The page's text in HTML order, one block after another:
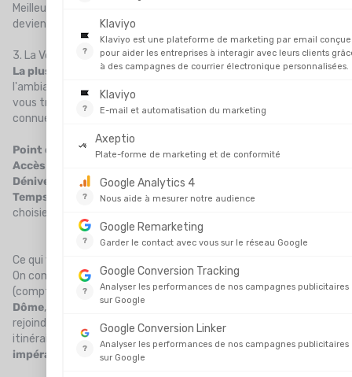
Meilleure période : début d’été, avant que les crevasses ne
deviennent trop ouvertes
3. La Voie Italienne (refuge Gonella)
La plus sauvage et la plus belle.Votre dada est la solitude,
l'ambiance haute montagne, la pure, la vraie ? La voie italienne
vous transporte dans un décor grandiose, loin de la foule. Moins
connue, elle est pourtant d’une
Point de départ :Val Veny (Courmayeur, Italie)
Accès :
Dénivelé :
Près de 1 800 m jusqu’au sommet
Temps d’ascension : 2 à 3 jours (selon le rythme et l’approche
choisie)
Ce qui vous attend
On commence par une longue montée au refuge Gonella
(comptez 4 à 5h). Ensuite, l’ascension passe par leglacier du
Dôme, un terrain glaciaire immense et magnifique, jusqu’à
rejoindre l’arête des Bosses, commune à la voie normale. C’est un
itinéraire engagé, avec des zones crevassées et un
besoin
impératif de vigilance météo